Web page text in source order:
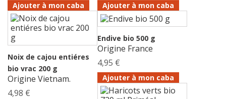
Ajouter à mon caba Ajouter à mon caba
Noix de cajou entiéres
bio vrac 200 g
Origine Vietnam.
4,98 €
Endive bio 500 g
Origine France
4,95 €
Ajouter à mon caba